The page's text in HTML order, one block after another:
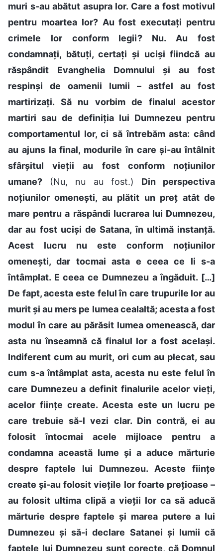
muri s-au abătut asupra lor. Care a fost motivul
pentru moartea lor? Au fost executați pentru
crimele lor conform legii? Nu. Au fost
condamnați, bătuți, certați și uciși fiindcă au
răspândit Evanghelia Domnului și au fost
respinși de oamenii lumii – astfel au fost
martirizați. Să nu vorbim de finalul acestor
martiri sau de definiția lui Dumnezeu pentru
comportamentul lor, ci să întrebăm asta: când
au ajuns la final, modurile în care și-au întâlnit
sfârșitul vieții au fost conform noțiunilor
umane? (Nu, nu au fost.) Din perspectiva
noțiunilor omenești, au plătit un preț atât de
mare pentru a răspândi lucrarea lui Dumnezeu,
dar au fost uciși de Satana, în ultimă instanță.
Acest lucru nu este conform noțiunilor
omenești, dar tocmai asta e ceea ce li s-a
întâmplat. E ceea ce Dumnezeu a îngăduit. […]
De fapt, acesta este felul în care trupurile lor au
murit și au mers pe lumea cealaltă; acesta a fost
modul în care au părăsit lumea omenească, dar
asta nu înseamnă că finalul lor a fost același.
Indiferent cum au murit, ori cum au plecat, sau
cum s-a întâmplat asta, acesta nu este felul în
care Dumnezeu a definit finalurile acelor vieți,
acelor ființe create. Acesta este un lucru pe
care trebuie să-l vezi clar. Din contră, ei au
folosit întocmai acele mijloace pentru a
condamna această lume și a aduce mărturie
despre faptele lui Dumnezeu. Aceste ființe
create și-au folosit viețile lor foarte prețioase –
au folosit ultima clipă a vieții lor ca să aducă
mărturie despre faptele și marea putere a lui
Dumnezeu și să-i declare Satanei și lumii că
faptele lui Dumnezeu sunt corecte, că Domnul